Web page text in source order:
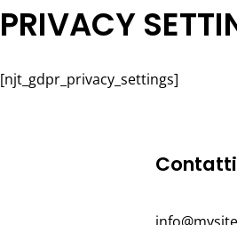
PRIVACY
[njt_gdpr_privacy_settings]
Contatti